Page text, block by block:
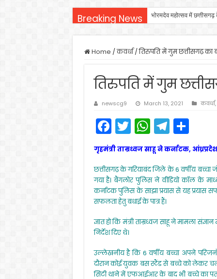
Breaking News भोरमदेव महोत्सव में
Home /कवर्धा/तिरुपति में गुम छत्तीसगढ़ का
तिरुपति में गुम
newscg9 March 13, 2021 कवर्धा,
F
a
c
e
b
o
o
k
T
w
itt
er
W
h
a
ts
A
p
p
T
el
e
gr
a
S
h
ar
e
गृहमंत्री ताम्रध्वज साहू ने कर्नाटक,
छत्तीसगढ़ के गरियाबंद जिले के 6 वर्षीय
गया है। बैंगलोर पुलिस ने वीडियो कॉल के
कर्नाटक पुलिस के साझा प्रयास से यह प्रयास
सफलता हेतु बधाई के पात्र हैं।
ज्ञात हो कि मंत्री ताम्रध्वज साहू ने मामला
निर्देश दिए थे।
उल्लेखनीय है कि 6 वर्षीय बच्चा अपने
दौरान कोई युवक बस स्टैंड से बच्चे को लेकर
सिटी थाने में एफआईआर के बाद भी बच्चे का